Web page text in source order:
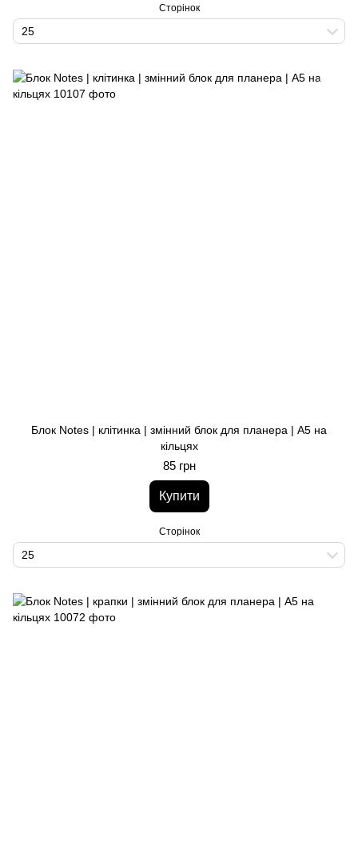
Сторінок
25
Блок Notes | клітинка | змінний блок для планера | A5 на
кільцях
85 грн
Купити
Сторінок
25